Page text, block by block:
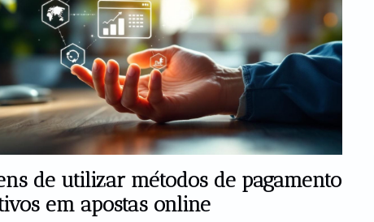
de utilizar métodos de pagamento
em apostas online